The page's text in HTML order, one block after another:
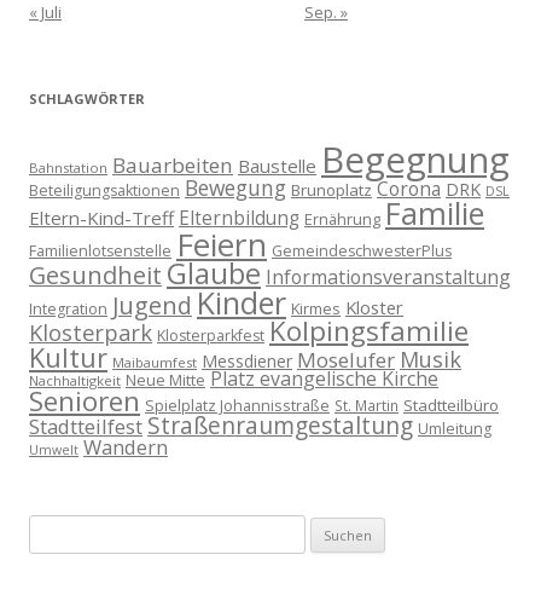
« Juli
Sep. »
SCHLAGWÖRTER
Bahnstation Bauarbeiten Baustelle Begegnung
Beteiligungsaktionen Bewegung Brunoplatz Corona DRK DSL
Eltern-Kind-Treff Elternbildung Ernährung Familie
Familienlotsenstelle Feiern GemeindeschwesterPlus
Gesundheit Glaube Informationsveranstaltung
Integration Jugend Kinder Kirmes Kloster
Klosterpark Klosterparkfest Kolpingsfamilie
Kultur Maibaumfest Messdiener Moselufer Musik
Nachhaltigkeit Neue Mitte Platz evangelische Kirche
Senioren Spielplatz Johannisstraße St. Martin Stadtteilbüro
Stadtteilfest Straßenraumgestaltung Umleitung
Umwelt Wandern
nach: